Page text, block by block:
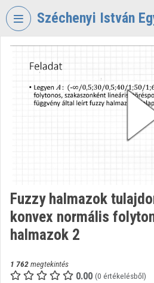
Fejléc kihagyása
Széchenyi István
SZÉCHENYI
ISTVÁN
Kategóriák
Intézményi listák
Intézmények
Fuzzy halmazok
konvex normális
halmazok 2
1 762megtekintés
0.00 (0 értékelésből)